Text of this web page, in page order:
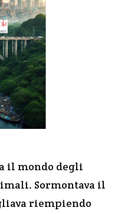
il mondo degli
Sormontava il
riempiendo